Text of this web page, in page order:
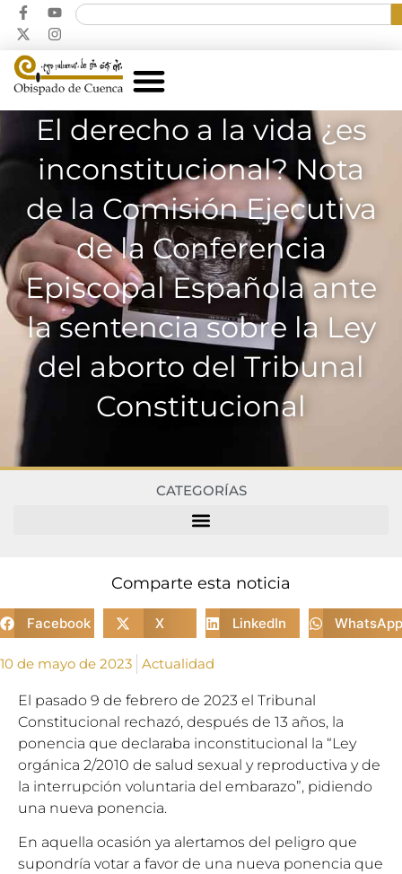
El derecho a la vida ¿es
inconstitucional? Nota
de la Comisión Ejecutiva
de la Conferencia
Episcopal Española ante
la sentencia sobre la Ley
del aborto del Tribunal
Constitucional
CATEGORÍAS
Comparte esta noticia
Facebook X LinkedIn WhatsApp
10 de mayo de 2023 Actualidad
El pasado 9 de febrero de 2023 el Tribunal
Constitucional rechazó, después de 13 años, la
ponencia que declaraba inconstitucional la “Ley
orgánica 2/2010 de salud sexual y reproductiva y de
la interrupción voluntaria del embarazo”, pidiendo
una nueva ponencia.
En aquella ocasión ya alertamos del peligro que
supondría votar a favor de una nueva ponencia que